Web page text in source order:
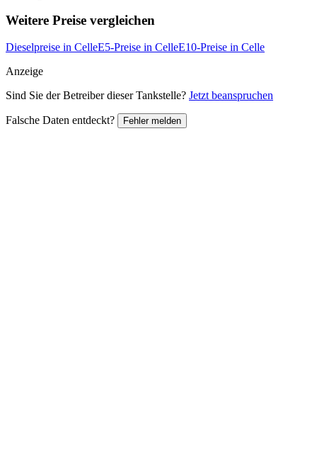
Weitere Preise vergleichen
Dieselpreise in CelleE5-Preise in CelleE10-Preise in Celle
Anzeige
Sind Sie der Betreiber dieser Tankstelle? Jetzt beanspruchen
Falsche Daten entdeckt? Fehler melden